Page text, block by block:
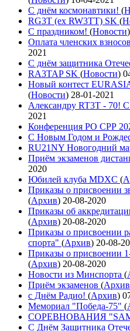
С днём космонавтики! (
RG3T (ex RW3TT) SK (
С праздником! (Новости)
Оплата членских
2021
С днём защитника
RA3TAP SK (Новости)
Новый контест
(Новости) 28-01-2021
Александру RT3T - 70!
2021
Конференция РО СРР
С Новым Годом и
RU21NY Новогодний
Приём экзаменов
2020
Юбилей клуба MDXC (
Приказы о присвоении
(Архив) 20-08-2020
Приказы об
(Архив) 20-08-2020
Приказы о присвоении
спорта" (Архив) 20-08-
Приказы о присвоении
(Архив) 20-08-2020
Новости из Минспорта (
Приём экзаменов (Архив
с Днём Радио! (Архив)
Мемориал "Победа-75" (
СОРЕВНОВАНИЯ
С Днём Защитника